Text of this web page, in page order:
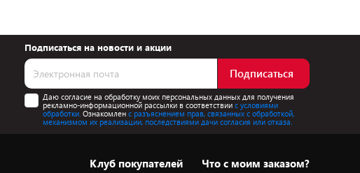
Подписаться на новости и акции
Подписаться
Даю согласие на обработку моих персональных данных для получения
рекламно-информационной рассылки в соответствиис условиями
обработки. Ознакомлен с разъяснением прав, связанных с обработкой,
механизмом их реализации, последствиями дачи согласия или отказа.
Клуб покупателей Что с моим заказом?